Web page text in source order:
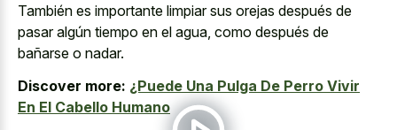
También es importante limpiar sus orejas después de
pasar algún tiempo en el agua, como después de
bañarse o nadar.
Discover more: ¿Puede Una Pulga De Perro Vivir
En El Cabello Humano